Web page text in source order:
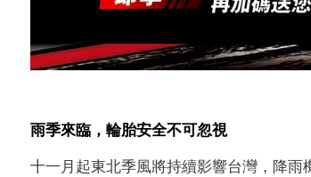
雨季來臨，輪胎安全不可忽視
十一月起東北季風將持續影響台灣，降雨